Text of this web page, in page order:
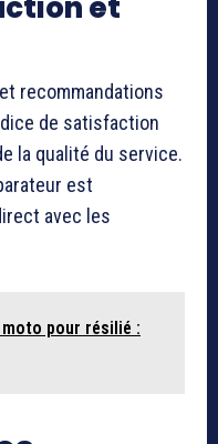
recommandations
de satisfaction
la qualité du service.
est
avec les
pour résilié :